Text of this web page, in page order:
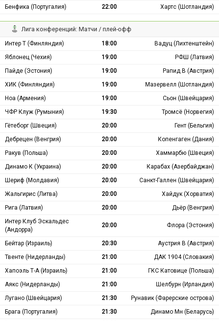
Бенфика (Португалия)
22:00 Хартс (Шотландия)
Лига конференций: Матчи / плей-офф
Интер Т (Финляндия) 18:00
Вадуц (Лихтенштейн)
Яблонец (Чехия)
19:00
РФШ (Латвия)
Пайде (Эстония)
19:00
Рапид В (Австрия)
ХИК (Финляндия)
19:00
Мазервелл (Шотландия)
Ноа (Армения)
19:00
Сьон (Швейцария)
ЧФР Клуж (Румыния)
19:30
Тромсё (Норвегия)
Гётеборг (Швеция)
20:00
Гент (Бельгия)
Дебрецен (Венгрия)
20:00
Копенгаген (Дания)
Ракув (Польша)
20:00
Хаммарбю (Швеция)
Динамо К (Украина)
20:00
Карабах (Азербайджан)
Шериф (Молдавия)
20:00
Санкт-Галлен (Швейцария)
Жальгирис (Литва)
20:00
Хайдук (Хорватия)
Рига (Латвия)
20:00
Дьёр (Венгрия)
Интер Клуб Эскальдес
(Андорра)
20:00 Флора (Эстония)
Бейтар (Израиль) 20:30
Аустрия В (Австрия)
Твенте (Нидерланды)
21:00
ДАК 1904 (Словакия)
Хапоэль Т-А (Израиль)
21:00
ГКС Катовице (Польша)
Аякс (Нидерланды)
21:00
Шелбурн (Ирландия)
Лугано (Швейцария)
21:30
Рунавик (Фарерские острова)
Брага (Португалия)
21:30
Динамо Мн (Беларусь)